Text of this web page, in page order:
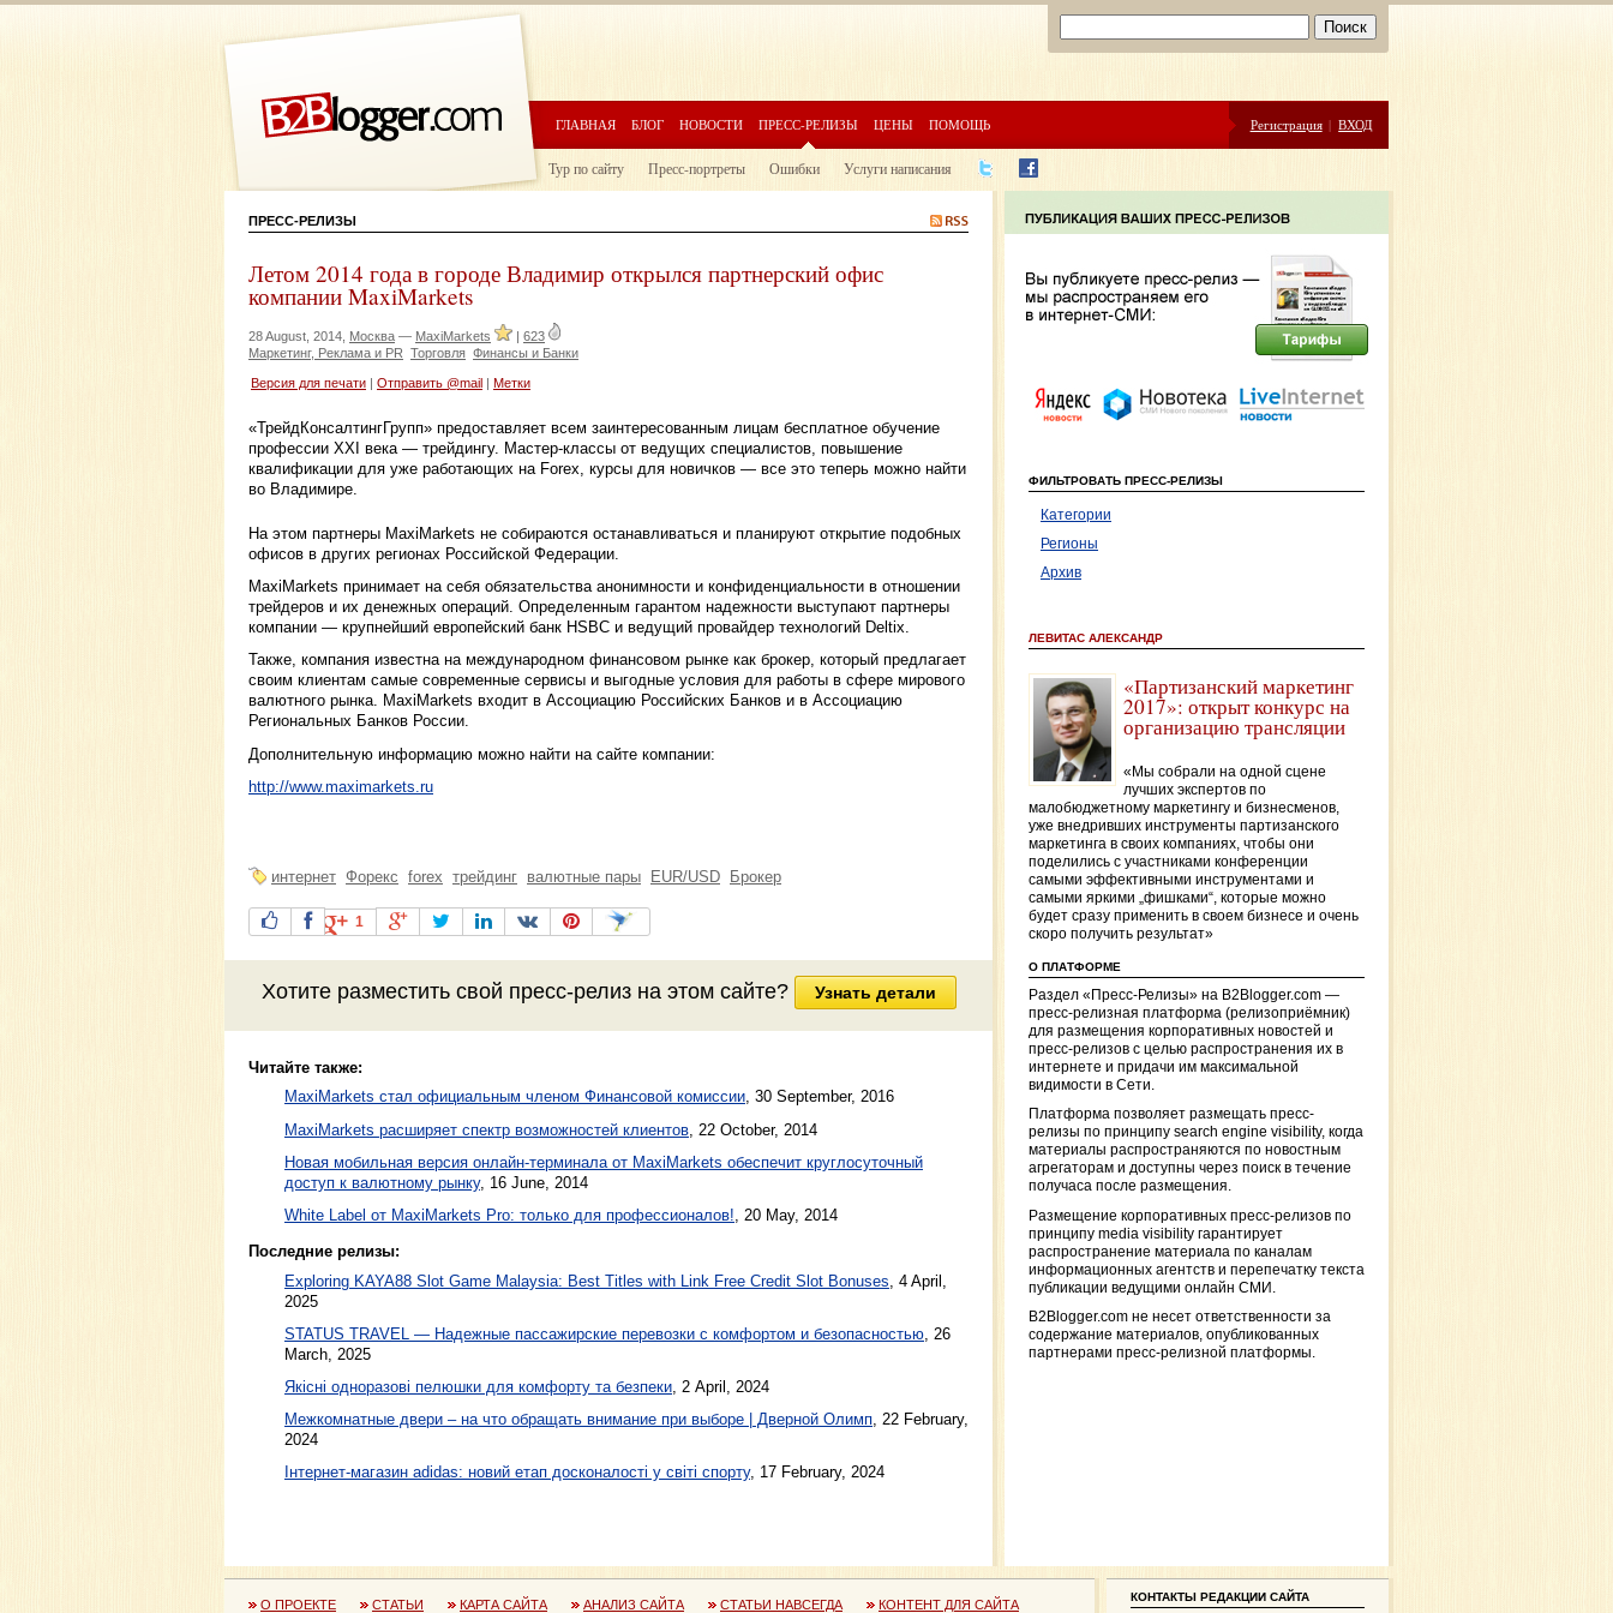
ГЛАВНАЯ БЛОГ НОВОСТИ ПРЕСС-РЕЛИЗЫ ЦЕНЫ ПОМОЩЬ Регистрация | ВХОД
Тур по сайту Пресс-портреты Ошибки Услуги написания
ПРЕСС-РЕЛИЗЫ
Летом 2014 года в городе Владимир открылся партнерский офис
компании MaxiMarkets
28 August, 2014, Москва — MaxiMarkets | 623
Маркетинг, Реклама и PR Торговля Финансы и Банки
Версия для печати Отправить @mail Метки
«ТрейдКонсалтингГрупп» предоставляет всем заинтересованным лицам бесплатное обучение
профессии XXI века — трейдингу. Мастер-классы от ведущих специалистов, повышение
квалификации для уже работающих на Forex, курсы для новичков — все это теперь можно найти
во Владимире.
На этом партнеры MaxiMarkets не собираются останавливаться и планируют открытие подобных
офисов в других регионах Российской Федерации.
MaxiMarkets принимает на себя обязательства анонимности и конфиденциальности в отношении
трейдеров и их денежных операций. Определенным гарантом надежности выступают партнеры
компании — крупнейший европейский банк HSBC и ведущий провайдер технологий Deltix.
Также, компания известна на международном финансовом рынке как брокер, который предлагает
своим клиентам самые современные сервисы и выгодные условия для работы в сфере мирового
валютного рынка. MaxiMarkets входит в Ассоциацию Российских Банков и в Ассоциацию
Региональных Банков России.
Дополнительную информацию можно найти на сайте компании:
http://www.maximarkets.ru
интернет Форекс forex трейдинг валютные пары EUR/USD Брокер
1
Хотите разместить свой пресс-релиз на этом сайте? Узнать детали
Читайте также:
MaxiMarkets стал официальным членом Финансовой комиссии, 30 September, 2016
MaxiMarkets расширяет спектр возможностей клиентов 22 October, 2014
Новая мобильная версия онлайн-терминала от MaxiMarkets обеспечит круглосуточный
доступ к валютному рынку, 16 June, 2014
White Label от MaxiMarkets Pro: только для профессионалов!, 20 May, 2014
Последние релизы:
Exploring KAYA88 Slot Game Malaysia: Best Titles with Link Free Credit Slot Bonuses , 4 April,
2025
STATUS TRAVEL — Надежные пассажирские перевозки с комфортом и безопасностью , 26
March, 2025
Якісні одноразові пелюшки для комфорту та безпеки , 2 April, 2024
Межкомнатные двери – на что обращать внимание при выборе | Дверной Олимп, 22 February,
2024
Інтернет-магазин adidas: новий етап досконалості у світі спорту, 17 February, 2024
ФИЛЬТРОВАТЬ ПРЕСС-РЕЛИЗЫ
Категории
Регионы
Архив
ЛЕВИТАС АЛЕКСАНДР
«Партизанский маркетинг
2017»: открыт конкурс на
организацию трансляции
«Мы собрали на одной сцене
лучших экспертов по
малобюджетному маркетингу и бизнесменов,
уже внедривших инструменты партизанского
маркетинга в своих компаниях, чтобы они
поделились с участниками конференции
самыми эффективными инструментами и
самыми яркими „фишками“, которые можно
будет сразу применить в своем бизнесе и очень
скоро получить результат»
О ПЛАТФОРМЕ
Раздел «Пресс-Релизы» на B2Blogger.com —
пресс-релизная платформа (релизоприёмник)
для размещения корпоративных новостей и
пресс-релизов с целью распространения их в
интернете и придачи им максимальной
видимости в Сети.
Платформа позволяет размещать пресс-
релизы по принципу search engine visibility, когда
материалы распространяются по новостным
агрегаторам и доступны через поиск в течение
получаса после размещения.
Размещение корпоративных пресс-релизов по
принципу media visibility гарантирует
распространение материала по каналам
информационных агентств и перепечатку текста
публикации ведущими онлайн СМИ.
B2Blogger.com не несет ответственности за
содержание материалов, опубликованных
партнерами пресс-релизной платформы.
О ПРОЕКТЕ СТАТЬИ КАРТА САЙТА АНАЛИЗ САЙТА СТАТЬИ НАВСЕГДА КОНТЕНТ ДЛЯ САЙТА КОНТАКТЫ РЕДАКЦИИ САЙТА